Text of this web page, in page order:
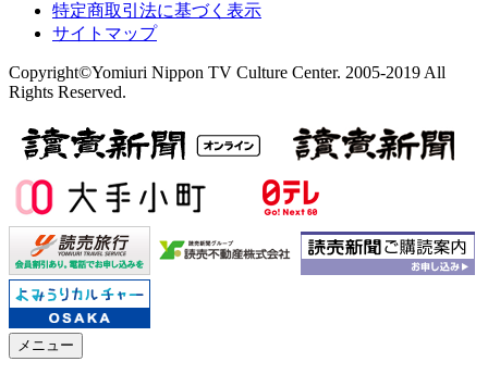
特定商取引法に基づく表示
サイトマップ
Copyright©Yomiuri Nippon TV Culture Center. 2005-2019 All
Rights Reserved.
メニュー